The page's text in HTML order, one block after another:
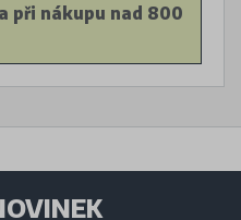
při nákupu nad 800